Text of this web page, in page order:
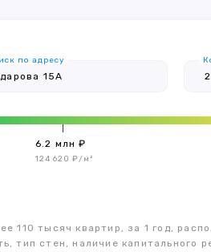
по адресу
6.2 млн ₽
124 620 ₽/м²
110 тысяч квартир, за 1 год,
тип стен, наличие